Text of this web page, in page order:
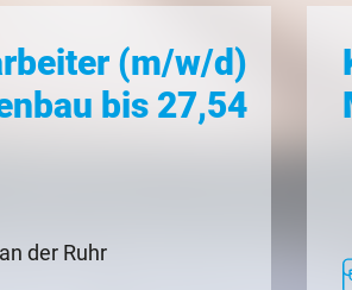
(m/w/d)
bis 27,54
der Ruhr